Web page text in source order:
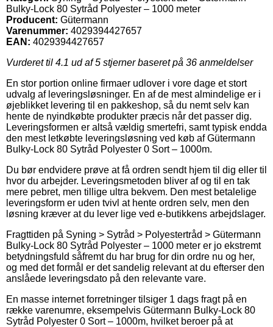
Bulky-Lock 80 Sytråd Polyester – 1000 meter
Producent: Gütermann
Varenummer: 4029394427657
EAN: 4029394427657
Vurderet til 4.1 ud af 5 stjerner baseret på 36 anmeldelser
En stor portion online firmaer udlover i vore dage et stort
udvalg af leveringsløsninger. En af de mest almindelige er i
øjeblikket levering til en pakkeshop, så du nemt selv kan
hente de nyindkøbte produkter præcis når det passer dig.
Leveringsformen er altså vældig smertefri, samt typisk endda
den mest letkøbte leveringsløsning ved køb af Gütermann
Bulky-Lock 80 Sytråd Polyester 0 Sort – 1000m.
Du bør endvidere prøve at få ordren sendt hjem til dig eller til
hvor du arbejder. Leveringsmetoden bliver af og til en tak
mere pebret, men tillige ultra bekvem. Den mest betalelige
leveringsform er uden tvivl at hente ordren selv, men den
løsning kræver at du lever lige ved e-butikkens arbejdslager.
Fragttiden på Syning > Sytråd > Polyestertråd > Gütermann
Bulky-Lock 80 Sytråd Polyester – 1000 meter er jo ekstremt
betydningsfuld såfremt du har brug for din ordre nu og her,
og med det formål er det sandelig relevant at du efterser den
anslåede leveringsdato på den relevante vare.
En masse internet forretninger tilsiger 1 dags fragt på en
række varenumre, eksempelvis Gütermann Bulky-Lock 80
Sytråd Polyester 0 Sort – 1000m, hvilket beroer på at